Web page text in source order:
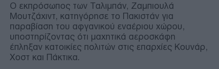
Ο εκπρόσωπος των Ταλιμπάν, Ζαμπιουλά
Μουτζάχιντ, κατηγόρησε το Πακιστάν για
παραβίαση του αφγανικού εναέριου χώρου,
υποστηρίζοντας ότι μαχητικά αεροσκάφη
έπληξαν κατοικίες πολιτών στις επαρχίες Κουνάρ,
Χοστ και Πάκτικα.